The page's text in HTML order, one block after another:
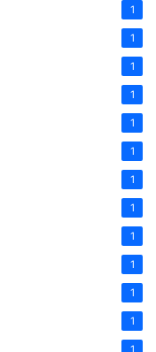
1
1
1
1
1
1
1
1
1
1
1
1
1